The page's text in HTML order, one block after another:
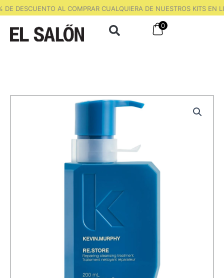
Ir
al
contenido
DE DESCUENTO AL COMPRAR CUALQUIERA DE NUESTROS KITS EN
0